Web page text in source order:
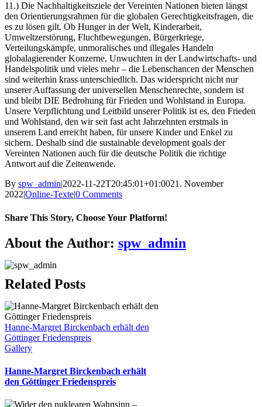
11.) Die Nachhaltigkeitsziele der Vereinten Nationen bieten längst
den Orientierungsrahmen für die globalen Gerechtigkeitsfragen, die
es zu lösen gilt. Ob Hunger in der Welt, Kinderarbeit,
Umweltzerstörung, Fluchtbewegungen, Bürgerkriege,
Verteilungskämpfe, unmoralisches und illegales Handeln
globalagierender Konzerne, Unwuchten in der Landwirtschafts- und
Handelspolitik und vieles mehr – die Lebenschancen der Menschen
sind weiterhin krass unterschiedlich. Das widerspricht nicht nur
unserer Auffassung der universellen Menschenrechte, sondern ist
und bleibt DIE Bedrohung für Frieden und Wohlstand in Europa.
Unsere Verpflichtung und Leitbild unserer Politik ist es, den Frieden
und Wohlstand, den wir seit fast acht Jahrzehnten erstmals in
unserem Land erreicht haben, für unsere Kinder und Enkel zu
sichern. Deshalb sind die sustainable development goals der
Vereinten Nationen auch für die deutsche Politik die richtige
Antwort auf die Zeitenwende.
By spw_admin|2022-11-22T20:45:01+01:0021. November
2022|Online-Texte|0 Comments
Share This Story, Choose Your Platform!
Facebook
X
Bluesky
Reddit
LinkedIn
WhatsApp
Telegram
Tumblr
Pinterest
Xing
Email
About the Author: spw_admin
Related Posts
Hanne-Margret Birckenbach erhält den
Göttinger Friedenspreis
Gallery
Hanne-Margret Birckenbach erhält
den Göttinger Friedenspreis